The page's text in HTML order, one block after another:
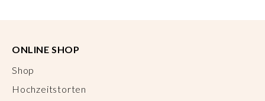
ONLINE SHOP
Shop
Hochzeitstorten